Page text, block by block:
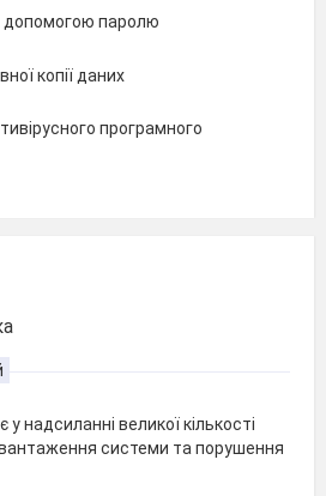
допомогою паролю
копії даних
програмного
надсиланні великої кількості
системи та порушення